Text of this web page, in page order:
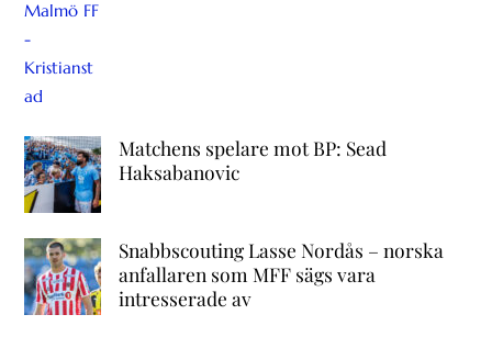
Matchens spelare mot BP: Sead
Haksabanovic
Snabbscouting Lasse Nordås – norska
anfallaren som MFF sägs vara
intresserade av